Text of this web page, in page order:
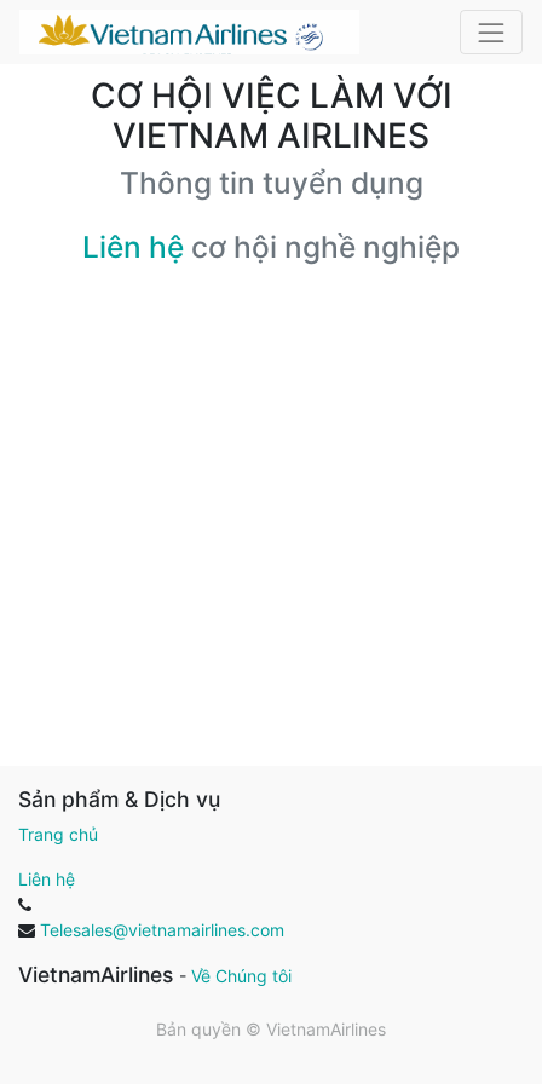
CƠ HỘI VIỆC LÀM VỚI
VIETNAM AIRLINES
Thông tin tuyển dụng
Liên hệ cơ hội nghề nghiệp
Sản phẩm & Dịch vụ
Trang chủ
Liên hệ
Telesales@vietnamairlines.com
VietnamAirlines - Về Chúng tôi
Bản quyền © VietnamAirlines